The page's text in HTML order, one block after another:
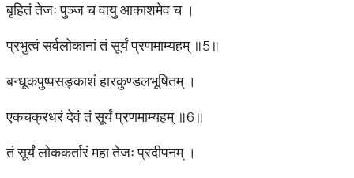
बृहितं तेजः पुञ्ज च वायु आकाशमेव च ।
प्रभुत्वं सर्वलोकानां तं सूर्यं प्रणमाम्यहम् ॥5॥
बन्धूकपुष्पसङ्काशं हारकुण्डलभूषितम् ।
एकचक्रधरं देवं तं सूर्यं प्रणमाम्यहम् ॥6॥
तं सूर्यं लोककर्तारं महा तेजः प्रदीपनम् ।